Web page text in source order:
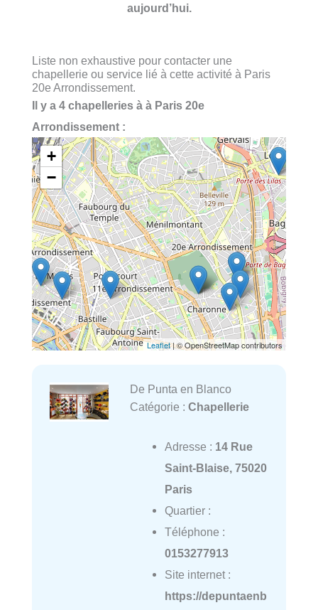
aujourd’hui.
Liste non exhaustive pour contacter une
chapellerie ou service lié à cette activité à Paris
20e Arrondissement.
Il y a 4 chapelleries à à Paris 20e
Arrondissement :
+
−
Leaflet| © OpenStreetMap contributors
De Punta en Blanco
Catégorie : Chapellerie
Adresse : 14 Rue
Saint-Blaise, 75020
Paris
Quartier :
Téléphone :
0153277913
Site internet :
https://depuntaenb